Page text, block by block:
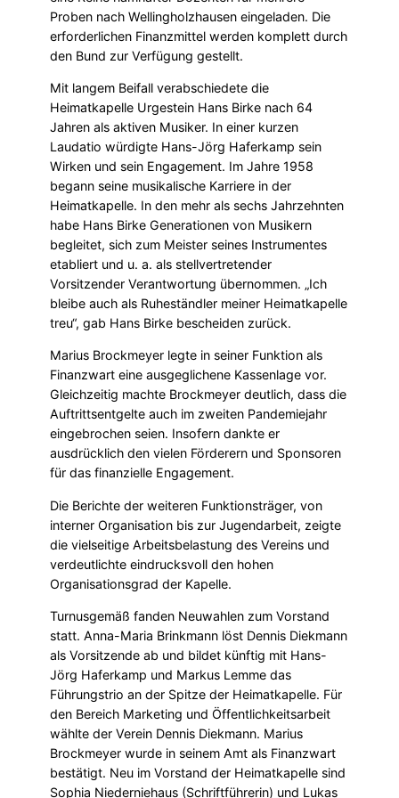
Proben nach Wellingholzhausen eingeladen. Die
erforderlichen Finanzmittel werden komplett durch
den Bund zur Verfügung gestellt.
Mit langem Beifall verabschiedete die
Heimatkapelle Urgestein Hans Birke nach 64
Jahren als aktiven Musiker. In einer kurzen
Laudatio würdigte Hans-Jörg Haferkamp sein
Wirken und sein Engagement. Im Jahre 1958
begann seine musikalische Karriere in der
Heimatkapelle. In den mehr als sechs Jahrzehnten
habe Hans Birke Generationen von Musikern
begleitet, sich zum Meister seines Instrumentes
etabliert und u. a. als stellvertretender
Vorsitzender Verantwortung übernommen. „Ich
bleibe auch als Ruheständler meiner Heimatkapelle
treu“, gab Hans Birke bescheiden zurück.
Marius Brockmeyer legte in seiner Funktion als
Finanzwart eine ausgeglichene Kassenlage vor.
Gleichzeitig machte Brockmeyer deutlich, dass die
Auftrittsentgelte auch im zweiten Pandemiejahr
eingebrochen seien. Insofern dankte er
ausdrücklich den vielen Förderern und Sponsoren
für das finanzielle Engagement.
Die Berichte der weiteren Funktionsträger, von
interner Organisation bis zur Jugendarbeit, zeigte
die vielseitige Arbeitsbelastung des Vereins und
verdeutlichte eindrucksvoll den hohen
Organisationsgrad der Kapelle.
Turnusgemäß fanden Neuwahlen zum Vorstand
statt. Anna-Maria Brinkmann löst Dennis Diekmann
als Vorsitzende ab und bildet künftig mit Hans-
Jörg Haferkamp und Markus Lemme das
Führungstrio an der Spitze der Heimatkapelle. Für
den Bereich Marketing und Öffentlichkeitsarbeit
wählte der Verein Dennis Diekmann. Marius
Brockmeyer wurde in seinem Amt als Finanzwart
bestätigt. Neu im Vorstand der Heimatkapelle sind
Sophia Niederniehaus (Schriftführerin) und Lukas